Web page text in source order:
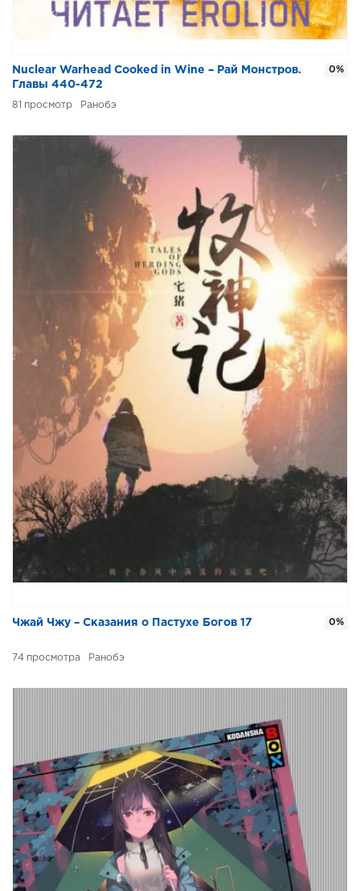
Nuclear Warhead Cooked in Wine – Рай Монстров.
Главы 440-472
81 Ранобэ
0%
Чжай Чжу – Сказания о Пастухе Богов 17
74 Ранобэ
0%